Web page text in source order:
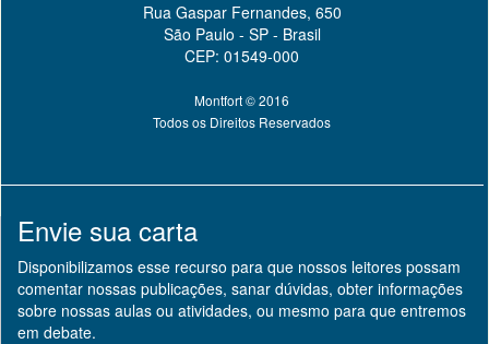
Rua Gaspar Fernandes, 650
São Paulo - SP - Brasil
CEP: 01549-000
Montfort © 2016
Todos os Direitos Reservados
Envie sua carta
Disponibilizamos esse recurso para que nossos leitores possam
comentar nossas publicações, sanar dúvidas, obter informações
sobre nossas aulas ou atividades, ou mesmo para que entremos
em debate.